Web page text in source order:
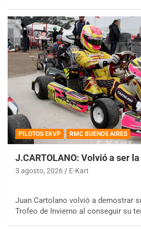
PILOTOS EKVP RMC BUENOS AIRES
J.CARTOLANO: Volvió a ser
3 agosto, 2026 E-Kart
Juan Cartolano volvió a demostrar
Trofeo de Invierno al conseguir su
COBERTURA ESPECIAL DE E-
08/09-AGO